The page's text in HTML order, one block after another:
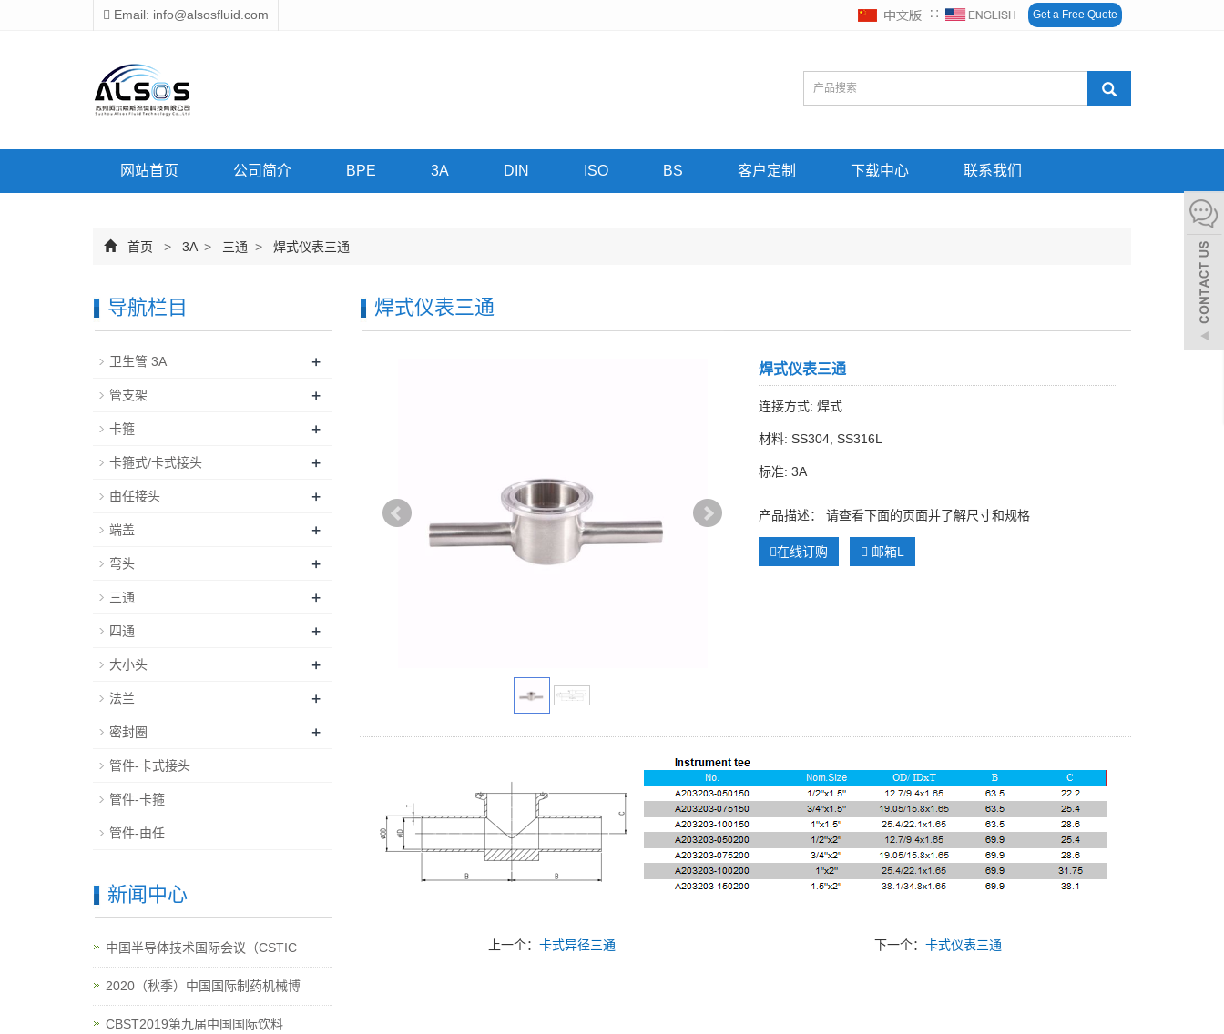
Email: info@alsosfluid.com ∷ Get a Free Quote
网站首页 公司简介 BPE 3A DIN ISO BS 客户定制 下载中心 联系我们
首页 > 3A > 三通 > 焊式仪表三通
焊式仪表三通
焊式仪表三通
连接方式: 焊式
材料: SS304, SS316L
标准: 3A
产品描述： 请查看下面的页面并了解尺寸和规格
在线订购 邮箱L
上一个：卡式异径三通 下一个：卡式仪表三通
导航栏目
卫生管 3A +
管支架 +
卡箍 +
卡箍式/卡式接头 +
由任接头 +
端盖 +
弯头 +
三通 +
四通 +
大小头 +
法兰 +
密封圈 +
管件-卡式接头
管件-卡箍
管件-由任
新闻中心
中国半导体技术国际会议（CSTIC
2020（秋季）中国国际制药机械博
CBST2019第九届中国国际饮料